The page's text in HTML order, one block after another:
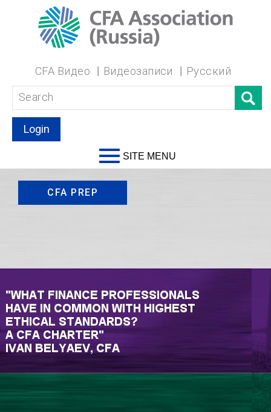
CFA Видео Видеозаписи Русский
Login
SITE MENU
CFA PREP